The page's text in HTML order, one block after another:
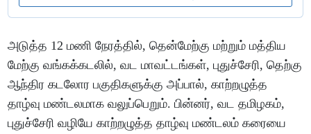
அடுத்த 12 மணி நேரத்தில், தென்மேற்கு மற்றும் மத்திய
மேற்கு வங்கக்கடலில், வட மாவட்டங்கள், புதுச்சேரி, தெற்கு
ஆந்திர கடலோர பகுதிகளுக்கு அப்பால், காற்றழுத்த
தாழ்வு மண்டலமாக வலுப்பெறும். பின்னர், வட தமிழகம்,
புதுச்சேரி வழியே காற்றழுத்த தாழ்வு மண்டலம் கரையை